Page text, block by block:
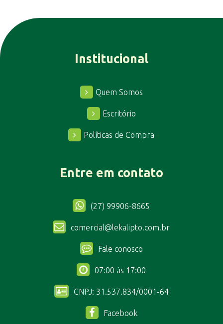
Institucional
Quem Somos
Escritório
Políticas de Compra
Entre em contato
(27) 99906-8665
comercial@lekalipto.com.br
Fale conosco
07:00 às 17:00
CNPJ: 31.537.834/0001-64
Facebook